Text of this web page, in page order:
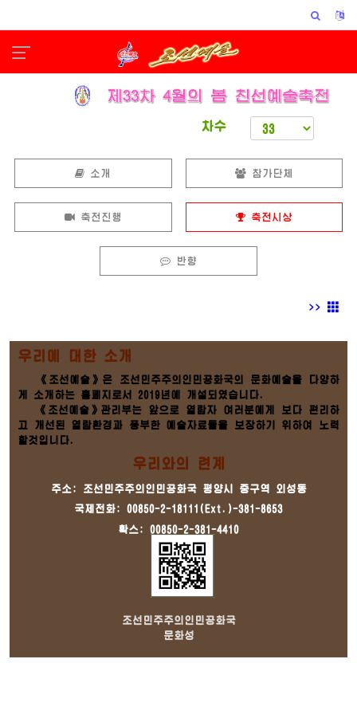
차수
소개 참가단체
축전진행 축전시상
반향
>>
우리에 대한 소개
《조선예술》은 조선민주주의인민공화국의 문화예술을 다양하
게 소개하는 홈페지로서 2019년에 개설되였습니다.
《조선예술》관리부는 앞으로 열람자 여러분에게 보다 편리하
고 개선된 열람환경과 풍부한 예술자료들을 보장하기 위하여 노력
할것입니다.
우리와의 련계
주소: 조선민주주의인민공화국 평양시 중구역 외성동
국제전화: 00850-2-18111(Ext.)-381-8653
확스: 00850-2-381-4410
조선민주주의인민공화국
문화성